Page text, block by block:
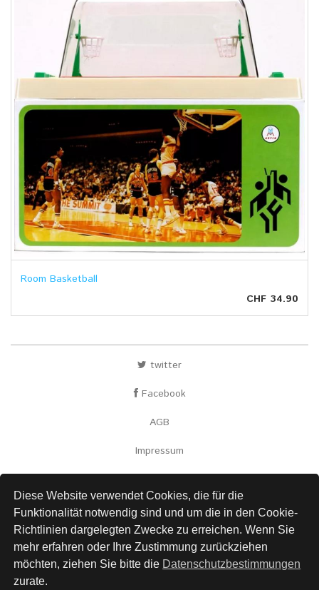
Diese Website verwendet Cookies, die für die
Funktionalität notwendig sind und um die in den Cookie-
Richtlinien dargelegten Zwecke zu erreichen. Wenn Sie
mehr erfahren oder Ihre Zustimmung zurückziehen
möchten, ziehen Sie bitte die Datenschutzbestimmungen
zurate.
Room Basketball
CHF 34.90
twitter
Facebook
AGB
Impressum
Kontakt
Links
Datenschutz